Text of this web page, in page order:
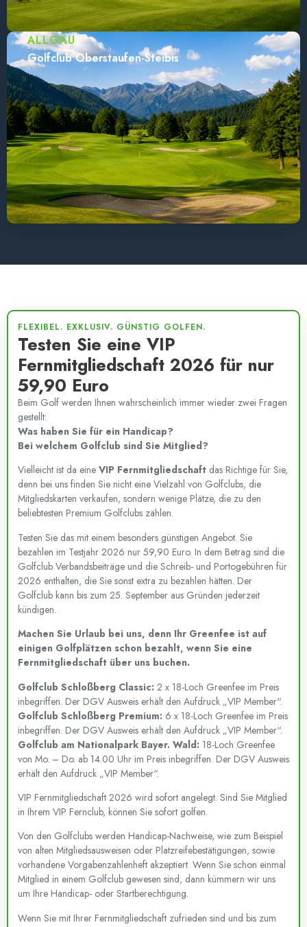
ALLGÄU
Golfclub Oberstaufen-Steibis
FLEXIBEL. EXKLUSIV. GÜNSTIG GOLFEN.
Testen Sie eine VIP
Fernmitgliedschaft 2026 für nur
59,90 Euro
Beim Golf werden Ihnen wahrscheinlich immer wieder zwei Fragen
gestellt:
Was haben Sie für ein Handicap?
Bei welchem Golfclub sind Sie Mitglied?
Vielleicht ist da eine VIP Fernmitgliedschaft das Richtige für Sie,
denn bei uns finden Sie nicht eine Vielzahl von Golfclubs, die
Mitgliedskarten verkaufen, sondern wenige Plätze, die zu den
beliebtesten Premium Golfclubs zählen.
Testen Sie das mit einem besonders günstigen Angebot. Sie
bezahlen im Testjahr 2026 nur 59,90 Euro. In dem Betrag sind die
Golfclub Verbandsbeiträge und die Schreib- und Portogebühren für
2026 enthalten, die Sie sonst extra zu bezahlen hätten. Der
Golfclub kann bis zum 25. September aus Gründen jederzeit
kündigen.
Machen Sie Urlaub bei uns, denn Ihr Greenfee ist auf
einigen Golfplätzen schon bezahlt, wenn Sie eine
Fernmitgliedschaft über uns buchen.
Golfclub Schloßberg Classic: 2 x 18-Loch Greenfee im Preis
inbegriffen. Der DGV Ausweis erhält den Aufdruck „VIP Member“.
Golfclub Schloßberg Premium: 6 x 18-Loch Greenfee im Preis
inbegriffen. Der DGV Ausweis erhält den Aufdruck „VIP Member“.
Golfclub am Nationalpark Bayer. Wald: 18-Loch Greenfee
von Mo. – Do. ab 14.00 Uhr im Preis inbegriffen. Der DGV Ausweis
erhält den Aufdruck „VIP Member“.
VIP Fernmitgliedschaft 2026 wird sofort angelegt. Sind Sie Mitglied
in Ihrem VIP Fernclub, können Sie sofort golfen.
Von den Golfclubs werden Handicap-Nachweise, wie zum Beispiel
von alten Mitgliedsausweisen oder Platzreifebestätigungen, sowie
vorhandene Vorgabenzahlenheft akzeptiert. Wenn Sie schon einmal
Mitglied in einem Golfclub gewesen sind, dann kümmern wir uns
um Ihre Handicap- oder Startberechtigung.
Wenn Sie mit Ihrer Fernmitgliedschaft zufrieden sind und bis zum